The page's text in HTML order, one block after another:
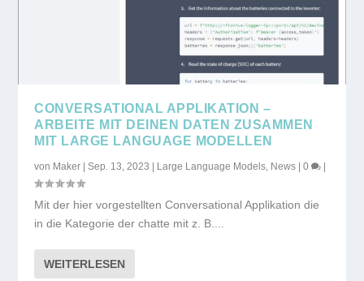
CONVERSATIONAL APPLIKATION –
ARBEITE MIT DEINEN DATEN ZUSAMMEN
MIT LARGE LANGUAGE MODELLEN
von Maker |Sep. 13, 2023 | Large Language Models News |0 |
Mit der hier vorgestellten Conversational Applikation die
in die Kategorie der chatte mit z. B....
WEITERLESEN